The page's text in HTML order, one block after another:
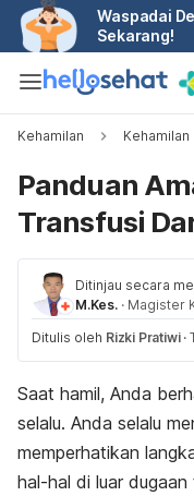
Waspadai
Sekarang!
Kehamilan Kehamilan
Panduan
Transfusi
Ditinjau secara
M.Kes. · Magister
Ditulis oleh Rizki Pratiwi ·
Saat hamil, Anda
selalu. Anda selalu
memperhatikan
hal-hal di luar